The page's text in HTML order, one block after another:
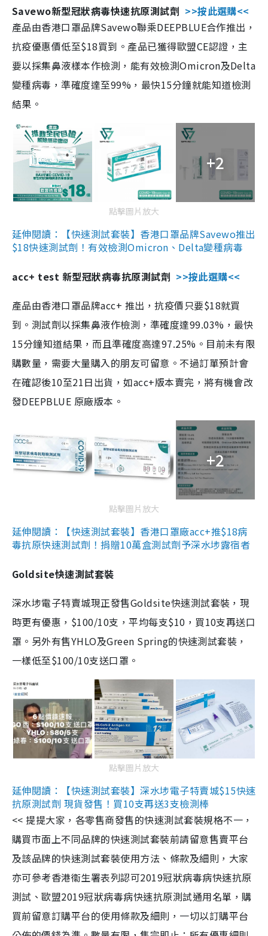
Savewo新型冠狀病毒快速抗原測試劑 >>按此選購<<
產品由香港口罩品牌Savewo聯乘DEEPBLUE合作推出，
抗疫優惠價低至$18買到。產品已獲得歐盟CE認證，主
要以採集鼻液樣本作檢測，能有效檢測Omicron及Delta
變種病毒，準確度達至99%，最快15分鐘就能知道檢測
結果。
+2
點擊圖片放大
延伸閱讀：【快速測試套裝】香港口罩品牌Savewo推出
$18快速測試劑！有效檢測Omicron、Delta變種病毒
acc+ test 新型冠狀病毒抗原測試劑 >>按此選購<<
產品由香港口罩品牌acc+ 推出，抗疫價只要$18就買
到。測試劑以採集鼻液作檢測，準確度達99.03%，最快
15分鐘知道結果，而且準確度高達97.25%。目前未有限
購數量，需要大量購入的朋友可留意。不過訂單預計會
在確認後10至21日出貨，如acc+版本賣完，將有機會改
發DEEPBLUE 原廠版本。
+2
點擊圖片放大
延伸閱讀：【快速測試套裝】香港口罩廠acc+推$18病
毒抗原快速測試劑！捐贈10萬盒測試劑予深水埗露宿者
Goldsite快速測試套裝
深水埗電子特賣城現正發售Goldsite快速測試套裝，現
時更有優惠，$100/10支，平均每支$10，買10支再送口
罩。另外有售YHLO及Green Spring的快速測試套裝，
一樣低至$100/10支送口罩。
點擊圖片放大
延伸閱讀：【快速測試套裝】深水埗電子特賣城$15快速
抗原測試劑 現貨發售！買10支再送3支檢測棒
<< 提提大家，各零售商發售的快速測試套裝規格不一，
購買市面上不同品牌的快速測試套裝前請留意售賣平台
及該品牌的快速測試套裝使用方法、條款及細則，大家
亦可參考香港衞生署表列認可2019冠狀病毒病快速抗原
測試、歐盟2019冠狀病毒病快速抗原測試通用名單，購
買前留意訂購平台的使用條款及細則，一切以訂購平台